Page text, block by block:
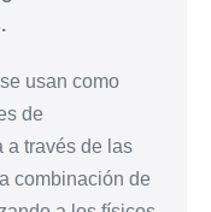
usan como
de
a través de las
combinación de